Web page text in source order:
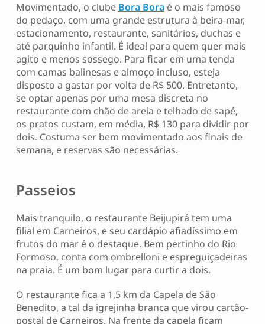
Movimentado, o clube Bora Boraé o mais famoso
do pedaço, com uma grande estrutura à beira-mar,
estacionamento, restaurante, sanitários, duchas e
até parquinho infantil. É ideal para quem quer mais
agito e menos sossego. Para ficar em uma tenda
com camas balinesas e almoço incluso, esteja
disposto a gastar por volta de R$ 500. Entretanto,
se optar apenas por uma mesa discreta no
restaurante com chão de areia e telhado de sapé,
os pratos custam, em média, R$ 130 para dividir por
dois. Costuma ser bem movimentado aos finais de
semana, e reservas são necessárias.
Passeios
Mais tranquilo, o restaurante Beijupirá tem uma
filial em Carneiros, e seu cardápio afiadíssimo em
frutos do mar é o destaque. Bem pertinho do Rio
Formoso, conta com ombrelloni e espreguiçadeiras
na praia. É um bom lugar para curtir a dois.
O restaurante fica a 1,5 km da Capela de São
Benedito, a tal da igrejinha branca que virou cartão-
postal de Carneiros. Na frente da capela ficam